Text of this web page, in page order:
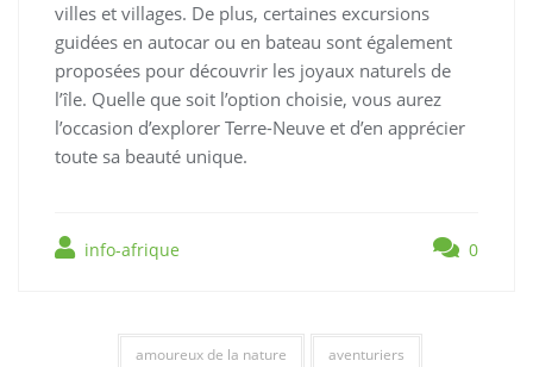
villes et villages. De plus, certaines excursions
guidées en autocar ou en bateau sont également
proposées pour découvrir les joyaux naturels de
l’île. Quelle que soit l’option choisie, vous aurez
l’occasion d’explorer Terre-Neuve et d’en apprécier
toute sa beauté unique.
info-afrique 0
amoureux de la nature aventuriers